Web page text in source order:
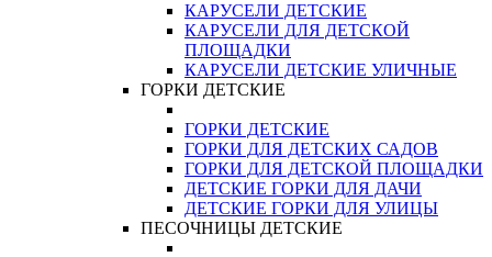
КАРУСЕЛИ ДЕТСКИЕ
КАРУСЕЛИ ДЛЯ ДЕТСКОЙ
ПЛОЩАДКИ
КАРУСЕЛИ ДЕТСКИЕ УЛИЧНЫЕ
ГОРКИ ДЕТСКИЕ
ГОРКИ ДЕТСКИЕ
ГОРКИ ДЛЯ ДЕТСКИХ САДОВ
ГОРКИ ДЛЯ ДЕТСКОЙ ПЛОЩАДКИ
ДЕТСКИЕ ГОРКИ ДЛЯ ДАЧИ
ДЕТСКИЕ ГОРКИ ДЛЯ УЛИЦЫ
ПЕСОЧНИЦЫ ДЕТСКИЕ